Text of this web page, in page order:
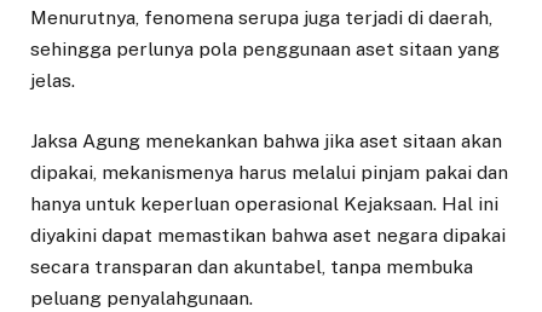
Menurutnya, fenomena serupa juga terjadi di daerah,
sehingga perlunya pola penggunaan aset sitaan yang
jelas.
Jaksa Agung menekankan bahwa jika aset sitaan akan
dipakai, mekanismenya harus melalui pinjam pakai dan
hanya untuk keperluan operasional Kejaksaan. Hal ini
diyakini dapat memastikan bahwa aset negara dipakai
secara transparan dan akuntabel, tanpa membuka
peluang penyalahgunaan.